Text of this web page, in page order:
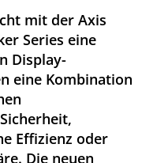
mit der Axis
Series eine
Display-
eine Kombination
Effizienz oder
Die neuen